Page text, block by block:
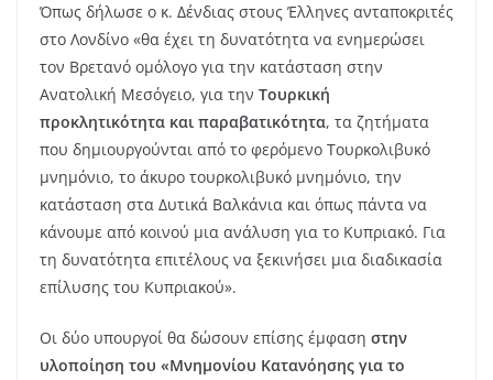
Όπως δήλωσε ο κ. Δένδιας στους Έλληνες ανταποκριτές
στο Λονδίνο «θα έχει τη δυνατότητα να ενημερώσει
τον Βρετανό ομόλογο για την κατάσταση στην
Ανατολική Μεσόγειο, για την Τουρκική
προκλητικότητα και παραβατικότητα, τα ζητήματα
που δημιουργούνται από το φερόμενο Τουρκολιβυκό
μνημόνιο, το άκυρο τουρκολιβυκό μνημόνιο, την
κατάσταση στα Δυτικά Βαλκάνια και όπως πάντα να
κάνουμε από κοινού μια ανάλυση για το Κυπριακό. Για
τη δυνατότητα επιτέλους να ξεκινήσει μια διαδικασία
επίλυσης του Κυπριακού».
Οι δύο υπουργοί θα δώσουν επίσης έμφαση στην
υλοποίηση του «Μνημονίου Κατανόησης για το